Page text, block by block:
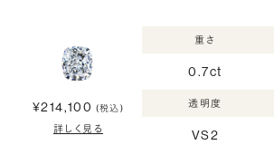
¥214,100 (税込)
詳しく見る
重さ
0.7ct
透明度
VS2